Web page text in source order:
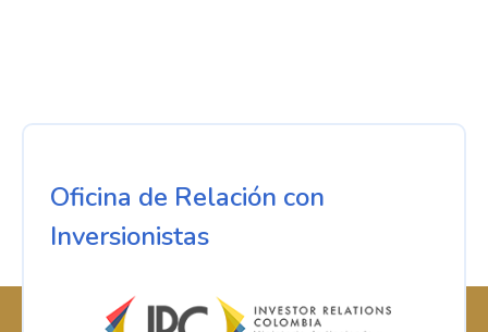
Oficina de Relación con
Inversionistas